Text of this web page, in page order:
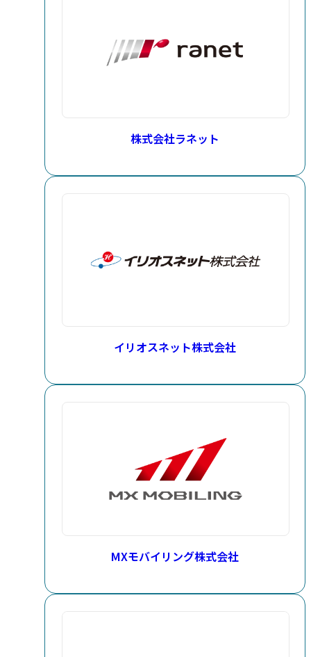
株式会社ラネット
イリオスネット株式会社
MXモバイリング株式会社